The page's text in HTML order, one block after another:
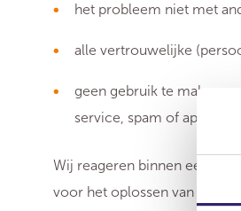
het probleem niet met
alle vertrouwelijke
geen gebruik te maken
service, spam of
Wij reageren binnen een
voor het oplossen van het lek.